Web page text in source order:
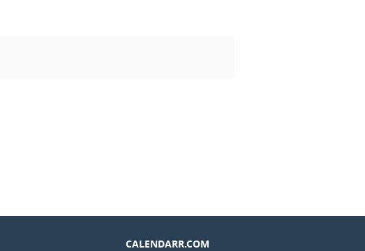
CALENDARR.COM